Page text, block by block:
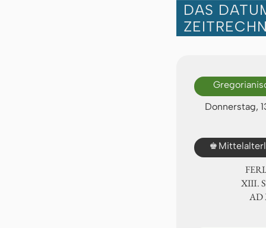
DAS
Donnerstag,
♚
ⅩⅢ.